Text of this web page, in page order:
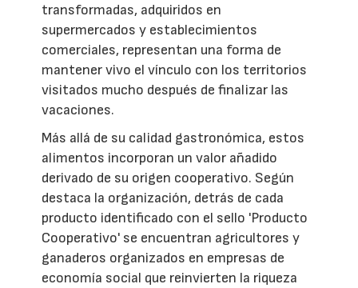
transformadas, adquiridos en
supermercados y establecimientos
comerciales, representan una forma de
mantener vivo el vínculo con los territorios
visitados mucho después de finalizar las
vacaciones.
Más allá de su calidad gastronómica, estos
alimentos incorporan un valor añadido
derivado de su origen cooperativo. Según
destaca la organización, detrás de cada
producto identificado con el sello 'Producto
Cooperativo' se encuentran agricultores y
ganaderos organizados en empresas de
economía social que reinvierten la riqueza